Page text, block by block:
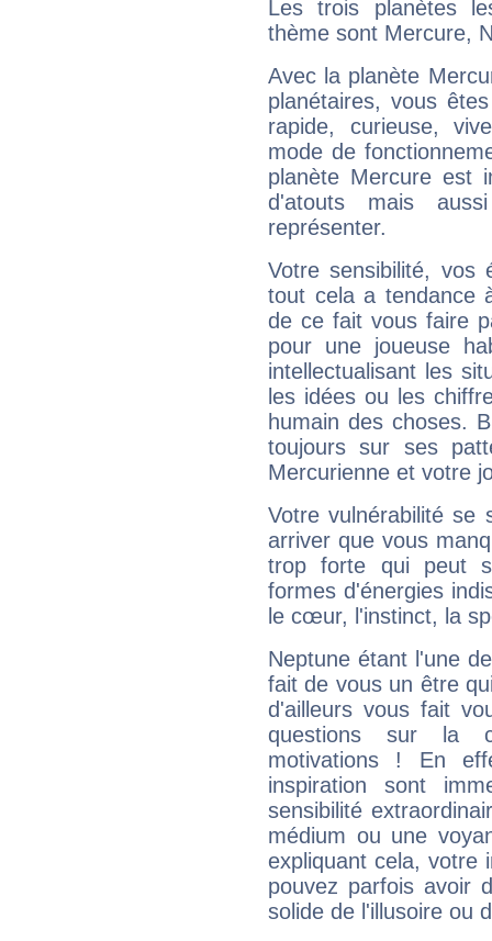
Les trois planètes
thème sont Mercure,
Avec la planète
planétaires, vous
rapide, curieuse,
mode de
planète Mercure est
d'atouts mais
représenter.
Votre sensibilité,
tout cela a tendance
de ce fait vous faire
pour une joueuse
intellectualisant les
les idées ou les
humain des choses.
toujours sur ses
Mercurienne et votre
Votre vulnérabilité se
arriver que vous
trop forte qui peut
formes d'énergies
le cœur, l'instinct, la
Neptune étant l'une
fait de vous un être
d'ailleurs vous fait
questions sur la
motivations ! En
inspiration sont
sensibilité
médium ou une
expliquant cela, votre
pouvez parfois avoir
solide de l'illusoire ou